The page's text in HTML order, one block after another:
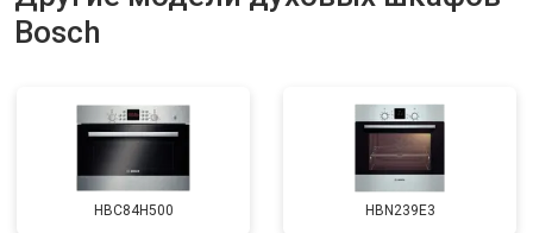
Bosch
HBC84H500 HBN239E3